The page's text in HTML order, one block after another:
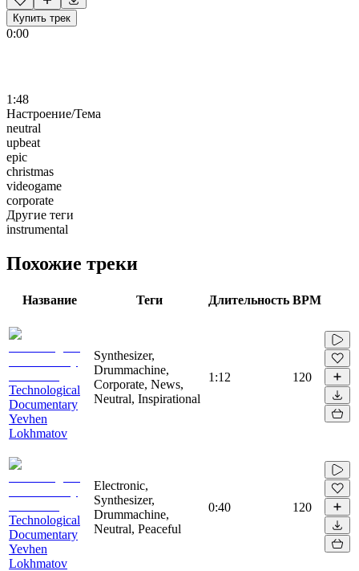
Купить трек
0:00
1:48
Настроение/Тема
neutral
upbeat
epic
christmas
videogame
corporate
Другие теги
instrumental
Похожие треки
Название Теги Длительность BPM
Technological
Documentary
Yevhen
Lokhmatov
Synthesizer,
Drummachine,
Corporate, News,
Neutral, Inspirational
1:12 120
Technological
Documentary
Yevhen
Lokhmatov
Electronic,
Synthesizer,
Drummachine,
Neutral, Peaceful
0:40 120